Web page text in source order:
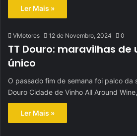
Ler Mais »
VMotores 12 de Novembro, 2024 0
TT Douro: maravilhas
único
O passado fim de semana foi palco da
Douro Cidade de Vinho All Around
Ler Mais »